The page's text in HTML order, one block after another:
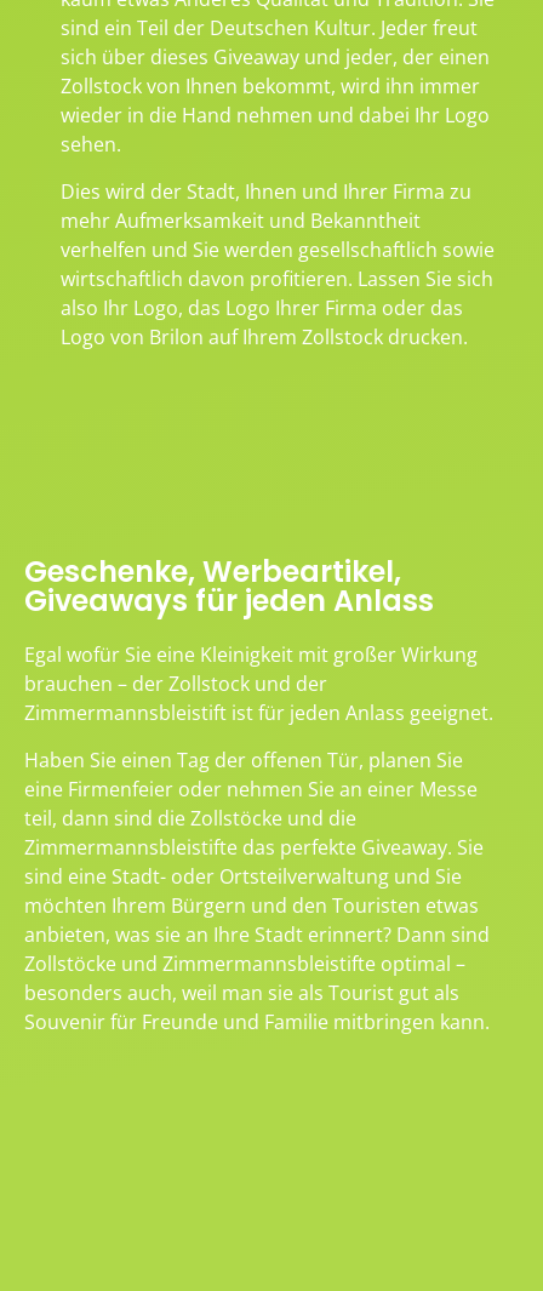
sind ein Teil der Deutschen Kultur. Jeder freut
sich über dieses Giveaway und jeder, der einen
Zollstock von Ihnen bekommt, wird ihn immer
wieder in die Hand nehmen und dabei Ihr Logo
sehen.
Dies wird der Stadt, Ihnen und Ihrer Firma zu
mehr Aufmerksamkeit und Bekanntheit
verhelfen und Sie werden gesellschaftlich sowie
wirtschaftlich davon profitieren. Lassen Sie sich
also Ihr Logo, das Logo Ihrer Firma oder das
Logo von Brilon auf Ihrem Zollstock drucken.
Geschenke, Werbeartikel,
Giveaways für jeden Anlass
Egal wofür Sie eine Kleinigkeit mit großer Wirkung
brauchen – der Zollstock und der
Zimmermannsbleistift ist für jeden Anlass geeignet.
Haben Sie einen Tag der offenen Tür, planen Sie
eine Firmenfeier oder nehmen Sie an einer Messe
teil, dann sind die Zollstöcke und die
Zimmermannsbleistifte das perfekte Giveaway. Sie
sind eine Stadt- oder Ortsteilverwaltung und Sie
möchten Ihrem Bürgern und den Touristen etwas
anbieten, was sie an Ihre Stadt erinnert? Dann sind
Zollstöcke und Zimmermannsbleistifte optimal –
besonders auch, weil man sie als Tourist gut als
Souvenir für Freunde und Familie mitbringen kann.